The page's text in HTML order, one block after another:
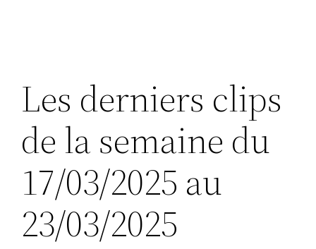
Les derniers clips
de la semaine du
17/03/2025 au
23/03/2025